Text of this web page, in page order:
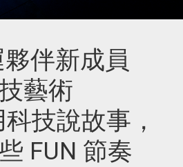
夥伴新成員
藝術
技說故事，
FUN 節奏